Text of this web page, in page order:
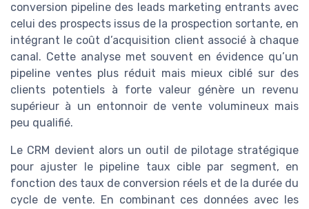
conversion pipeline des leads marketing entrants avec
celui des prospects issus de la prospection sortante, en
intégrant le coût d’acquisition client associé à chaque
canal. Cette analyse met souvent en évidence qu’un
pipeline ventes plus réduit mais mieux ciblé sur des
clients potentiels à forte valeur génère un revenu
supérieur à un entonnoir de vente volumineux mais
peu qualifié.
Le CRM devient alors un outil de pilotage stratégique
pour ajuster le pipeline taux cible par segment, en
fonction des taux de conversion réels et de la durée du
cycle de vente. En combinant ces données avec les